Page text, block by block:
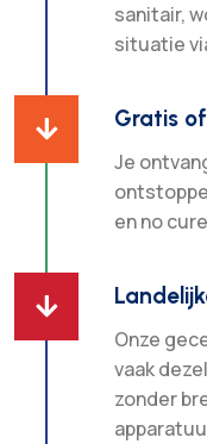
sanitair,
situatie
 Gratis
Je
en no

Onze
vaak
zonder